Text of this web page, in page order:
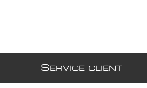
S ERVICE CLIENT